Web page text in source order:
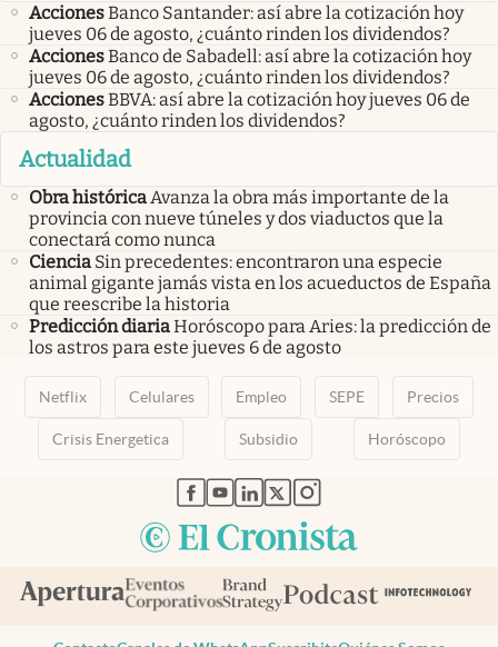
AccionesBanco Santander: así abre la cotización hoy
jueves 06 de agosto, ¿cuánto rinden los dividendos?
AccionesBanco de Sabadell: así abre la cotización hoy
jueves 06 de agosto, ¿cuánto rinden los dividendos?
AccionesBBVA: así abre la cotización hoy jueves 06 de
agosto, ¿cuánto rinden los dividendos?
Actualidad
Obra históricaAvanza la obra más importante de la
provincia con nueve túneles y dos viaductos que la
conectará como nunca
Ciencia Sin precedentes: encontraron una especie
animal gigante jamás vista en los acueductos de España
que reescribe la historia
Predicción diariaHoróscopo para Aries: la predicción de
los astros para este jueves 6 de agosto
Netflix Celulares Empleo SEPE Precios
Crisis Energetica Subsidio Horóscopo
abre en nueva pestaña
abre en nueva pestaña
abre en nueva pestaña
abre en nueva pestaña
abre en nueva pestaña